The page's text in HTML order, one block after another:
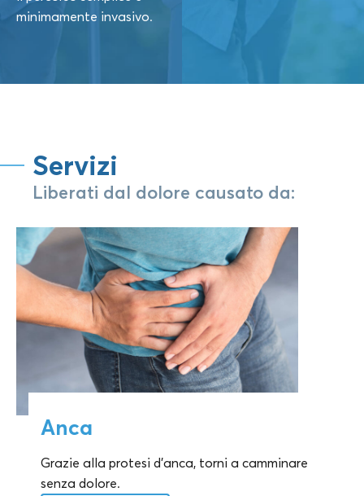
minimamente invasivo.
Servizi
Liberati dal dolore causato da:
Anca
Grazie alla protesi d'anca, torni a camminare
senza dolore.